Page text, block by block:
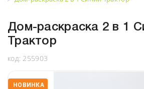
Дом-раскраска 2 в 1
Трактор
код: 255903
НОВИНКА